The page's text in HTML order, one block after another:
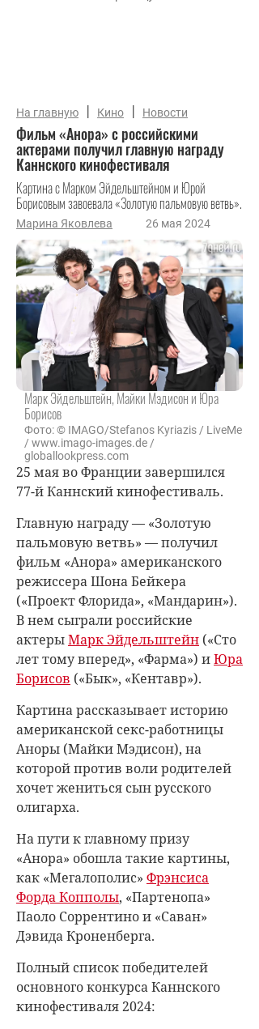
На главную | Кино | Новости
Фильм «Анора» с российскими
актерами получил главную награду
Каннского кинофестиваля
Картина с Марком Эйдельштейном и Юрой
Борисовым завоевала «Золотую пальмовую ветвь».
Марина Яковлева 26 мая 2024
Марк Эйдельштейн, Майки Мэдисон и Юра
Борисов
Фото: © IMAGO/Stefanos Kyriazis / LiveMe
/ www.imago-images.de /
globallookpress.com
25 мая во Франции завершился
77-й Каннский кинофестиваль.
Главную награду — «Золотую
пальмовую ветвь» — получил
фильм «Анора» американского
режиссера Шона Бейкера
(«Проект Флорида», «Мандарин»).
В нем сыграли российские
актерыМарк Эйдельштейн («Сто
лет тому вперед», «Фарма») иЮра
Борисов («Бык», «Кентавр»).
Картина рассказывает историю
американской секс-работницы
Аноры (Майки Мэдисон), на
которой против воли родителей
хочет жениться сын русского
олигарха.
На пути к главному призу
«Анора» обошла такие картины,
как «Мегалополис» Фрэнсиса
Форда Копполы, «Партенопа»
Паоло Соррентино и «Саван»
Дэвида Кроненберга.
Полный список победителей
основного конкурса Каннского
кинофестиваля 2024: